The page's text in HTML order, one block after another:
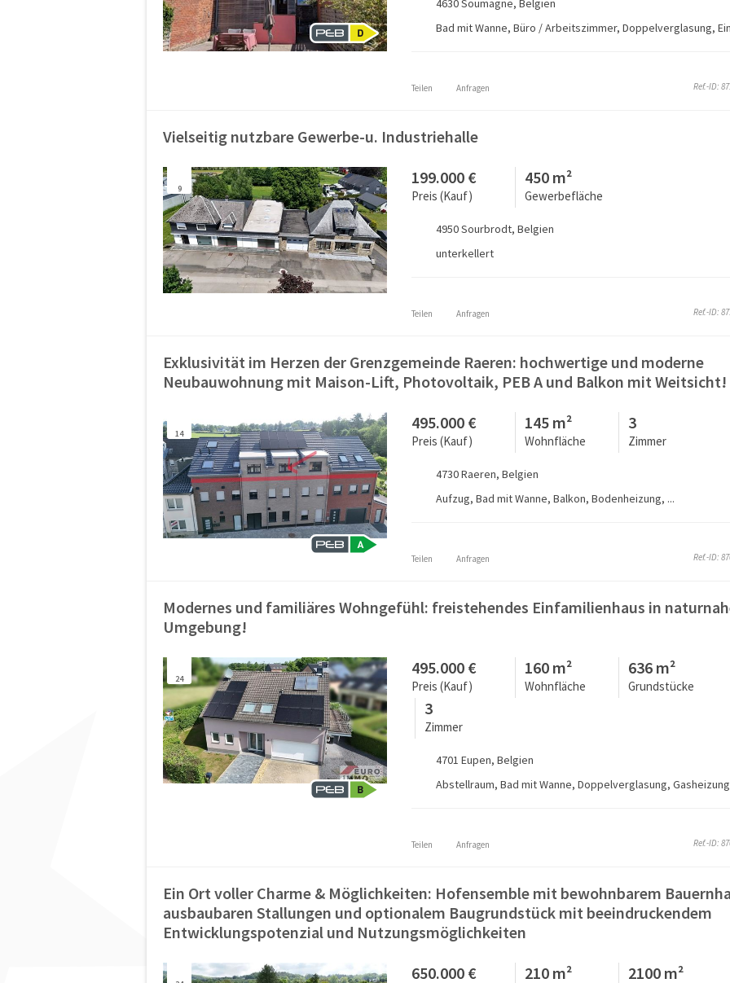
4630 Soumagne, Belgien
Teilen Anfragen Ref.-ID:
Vielseitig nutzbare Gewerbe-u. Industriehalle
9
199.000 €
Preis (Kauf)
450 m²
Gewerbefläche
4950 Sourbrodt, Belgien
unterkellert
Teilen Anfragen Ref.-ID:
Exklusivität im Herzen der Grenzgemeinde Raeren: hochwertige und moderne
Neubauwohnung mit Maison-Lift, Photovoltaik, PEB A und Balkon mit Weitsicht!
14
495.000 €
Preis (Kauf)
145 m²
Wohnfläche
3
Zimmer
4730 Raeren, Belgien
Aufzug, Bad mit Wanne, Balkon, Bodenheizung, ...
Teilen Anfragen Ref.-ID:
Modernes und familiäres Wohngefühl: freistehendes Einfamilienhaus in
Umgebung!
24
495.000 €
Preis (Kauf)
160 m²
Wohnfläche
636 m²
Grundstücke
3
Zimmer
4701 Eupen, Belgien
Abstellraum, Bad mit Wanne, Doppelverglasung,
Teilen Anfragen Ref.-ID:
Ein Ort voller Charme & Möglichkeiten: Hofensemble mit bewohnbarem
ausbaubaren Stallungen und optionalem Baugrundstück mit beeindruckendem
Entwicklungspotenzial und Nutzungsmöglichkeiten
650.000 € 210 m² 2100 m²